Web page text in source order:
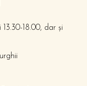
13.30-18.00, dar și